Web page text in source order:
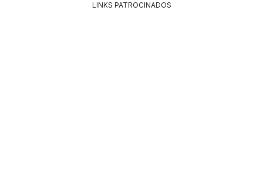
LINKS PATROCINADOS